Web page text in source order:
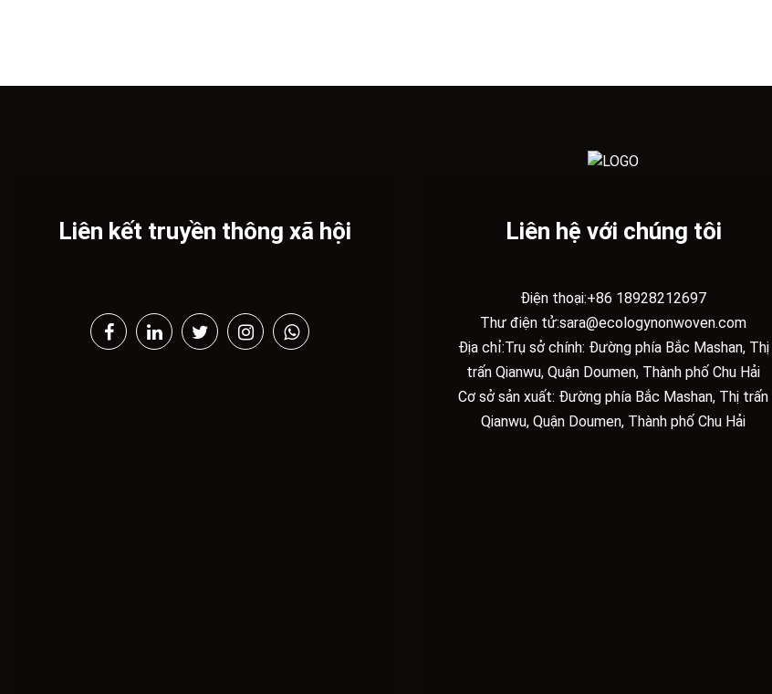
Liên kết truyền thông xã hội Liên hệ với chúng tôi
Điện thoại:+86 18928212697
Thư điện tử:sara@ecologynonwoven.com
Địa chỉ:Trụ sở chính: Đường phía Bắc Mashan, Thị
trấn Qianwu, Quận Doumen, Thành phố Chu Hải
Cơ sở sản xuất: Đường phía Bắc Mashan, Thị trấn
Qianwu, Quận Doumen, Thành phố Chu Hải